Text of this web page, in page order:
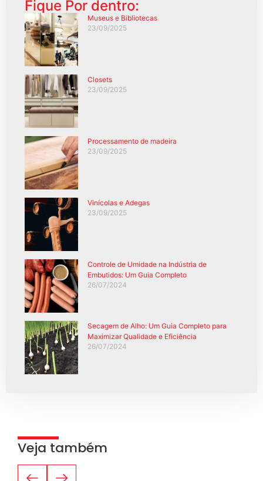
Fique Por dentro:
Museus e Bibliotecas
23/09/2025
Closets
23/09/2025
Processamento de madeira
23/09/2025
Vinícolas e Adegas
23/09/2025
Controle de Umidade na Indústria de
Embutidos: Um Guia Completo
26/07/2024
Secagem de Alho: Um Guia Completo para
Maximizar Qualidade e Eficiência
26/07/2024
Veja também